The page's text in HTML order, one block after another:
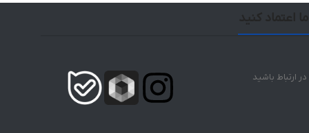
در ارتباط باشید